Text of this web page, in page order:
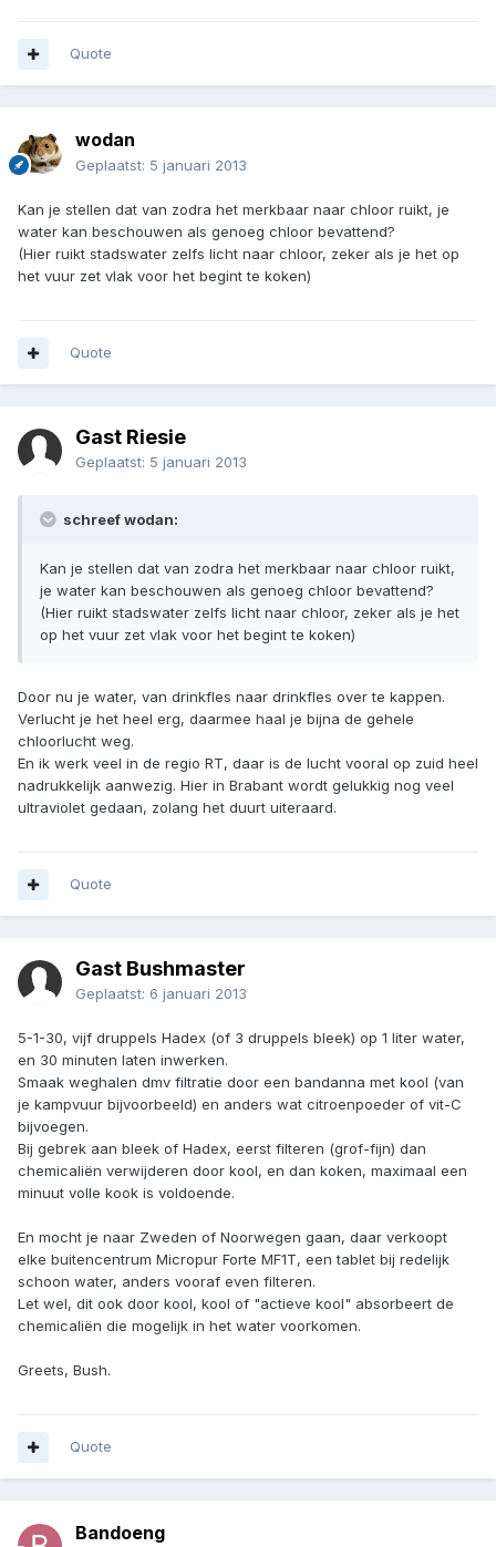
Quote
wodan
Geplaatst: 5 januari 2013
Kan je stellen dat van zodra het merkbaar naar chloor ruikt, je
water kan beschouwen als genoeg chloor bevattend?
(Hier ruikt stadswater zelfs licht naar chloor, zeker als je het op
het vuur zet vlak voor het begint te koken)
Quote
Gast Riesie
Geplaatst: 5 januari 2013
schreef wodan:
Kan je stellen dat van zodra het merkbaar naar chloor ruikt,
je water kan beschouwen als genoeg chloor bevattend?
(Hier ruikt stadswater zelfs licht naar chloor, zeker als je het
op het vuur zet vlak voor het begint te koken)
Door nu je water, van drinkfles naar drinkfles over te kappen.
Verlucht je het heel erg, daarmee haal je bijna de gehele
chloorlucht weg.
En ik werk veel in de regio RT, daar is de lucht vooral op zuid heel
nadrukkelijk aanwezig. Hier in Brabant wordt gelukkig nog veel
ultraviolet gedaan, zolang het duurt uiteraard.
Quote
Gast Bushmaster
Geplaatst: 6 januari 2013
5-1-30, vijf druppels Hadex (of 3 druppels bleek) op 1 liter water,
en 30 minuten laten inwerken.
Smaak weghalen dmv filtratie door een bandanna met kool (van
je kampvuur bijvoorbeeld) en anders wat citroenpoeder of vit-C
bijvoegen.
Bij gebrek aan bleek of Hadex, eerst filteren (grof-fijn) dan
chemicaliën verwijderen door kool, en dan koken, maximaal een
minuut volle kook is voldoende.
En mocht je naar Zweden of Noorwegen gaan, daar verkoopt
elke buitencentrum Micropur Forte MF1T, een tablet bij redelijk
schoon water, anders vooraf even filteren.
Let wel, dit ook door kool, kool of "actieve kool" absorbeert de
chemicaliën die mogelijk in het water voorkomen.
Greets, Bush.
Quote
Bandoeng